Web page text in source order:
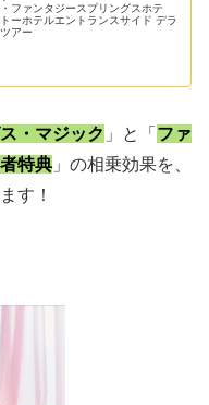
ファンタジースプリングスホテ
ーホテルエントランスサイド デラ
アー
・マジック 」と「 ファ
特典 」の相乗効果を、
す！